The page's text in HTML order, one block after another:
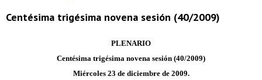
Egresadas/os
Centésima trigésima novena sesión (40/2009)
PLENARIO
Centésima trigésima novena sesión (40/2009)
Miércoles 23 de diciembre de 2009.